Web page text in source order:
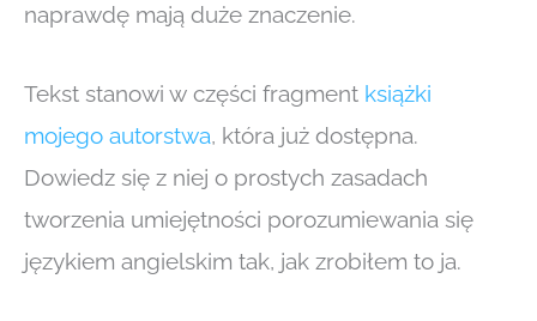
naprawdę mają duże znaczenie.
Tekst stanowi w części fragment książki
mojego autorstwa, która już dostępna.
Dowiedz się z niej o prostych zasadach
tworzenia umiejętności porozumiewania się
językiem angielskim tak, jak zrobiłem to ja.